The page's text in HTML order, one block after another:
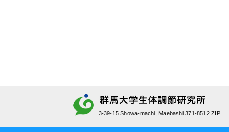
3-39-15 Showa-machi, Maebashi 371-8512 ZIP